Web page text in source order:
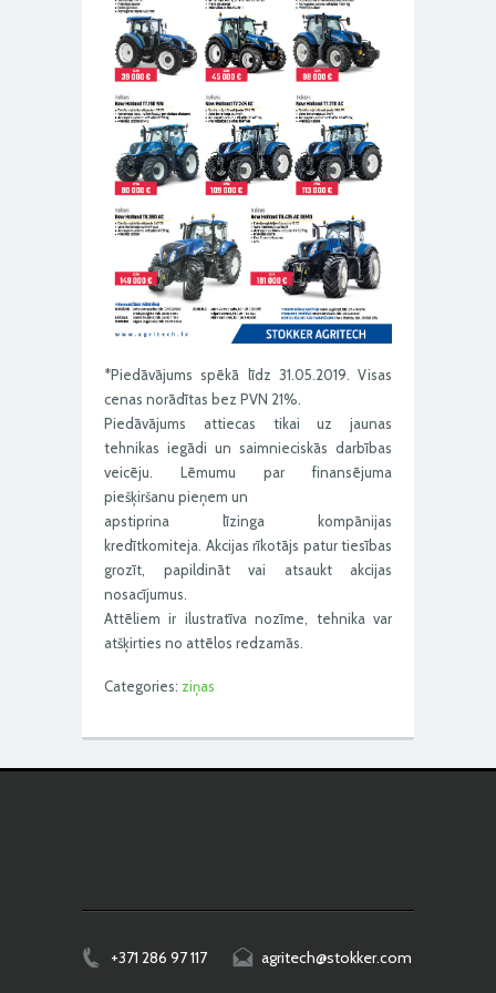
*Piedāvājums spēkā līdz 31.05.2019. Visas
cenas norādītas bez PVN 21%.
Piedāvājums attiecas tikai uz jaunas
tehnikas iegādi un saimnieciskās darbības
veicēju. Lēmumu par finansējuma
piešķiršanu pieņem un
apstiprina līzinga kompānijas
kredītkomiteja. Akcijas rīkotājs patur tiesības
grozīt, papildināt vai atsaukt akcijas
nosacījumus.
Attēliem ir ilustratīva nozīme, tehnika var
atšķirties no attēlos redzamās.
Categories: ziņas
+371 286 97 117 agritech@stokker.com